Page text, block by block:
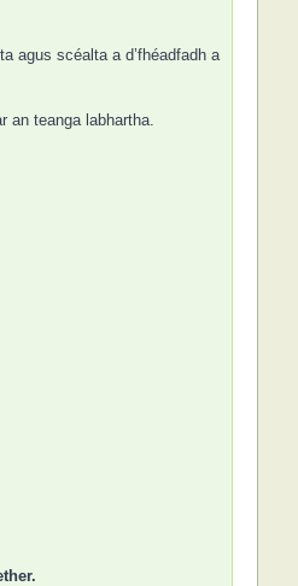
agus scéalta a d’fhéadfadh a
an teanga labhartha.